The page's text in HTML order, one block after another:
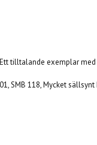
tilltalande exemplar
SMB 118, Mycket sällsynt